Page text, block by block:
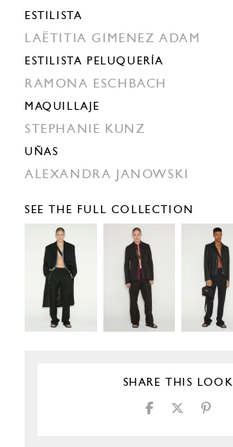
ESTILISTA
LAËTITIA GIMENEZ ADAM
ESTILISTA PELUQUERÍA
RAMONA ESCHBACH
MAQUILLAJE
STEPHANIE KUNZ
UÑAS
ALEXANDRA JANOWSKI
SEE THE FULL COLLECTION
SHARE THIS LOOK